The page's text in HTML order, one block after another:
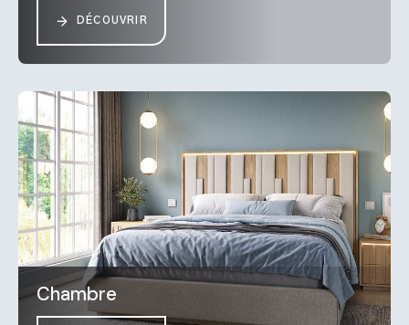
DÉCOUVRIR
Chambre